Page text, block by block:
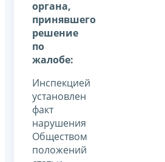
органа,
принявшего
решение
по
жалобе:
Инспекцией
установлен
факт
нарушения
Обществом
положений